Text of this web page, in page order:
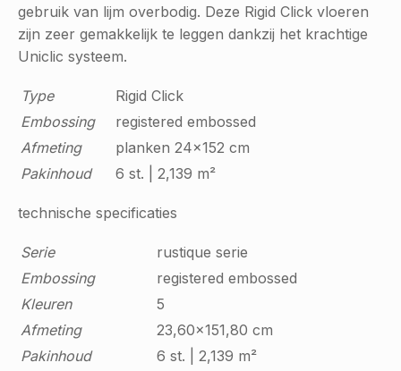
gebruik van lijm overbodig. Deze Rigid Click vloeren
zijn zeer gemakkelijk te leggen dankzij het krachtige
Uniclic systeem.
Type
Rigid Click
Embossing
registered embossed
Afmeting
planken 24x152 cm
Pakinhoud
6 st. | 2,139 m²
technische specificaties
Serie
rustique serie
Embossing
registered embossed
Kleuren
5
Afmeting
23,60x151,80 cm
Pakinhoud
6 st. | 2,139 m²